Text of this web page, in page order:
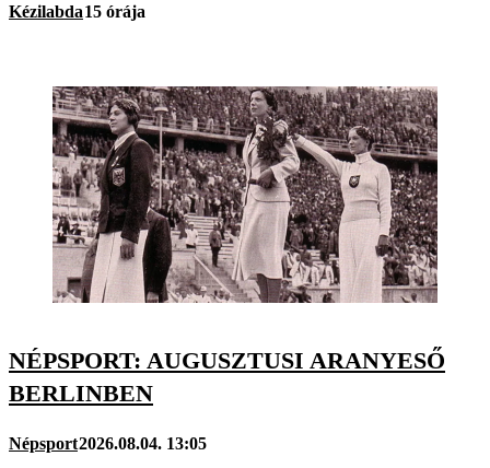
Kézilabda15 órája
NÉPSPORT: AUGUSZTUSI ARANYESŐ
BERLINBEN
Népsport2026.08.04. 13:05